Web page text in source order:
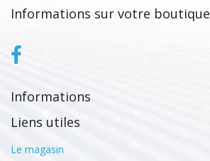
Informations sur votre boutique
Informations
Liens utiles
Le magasin